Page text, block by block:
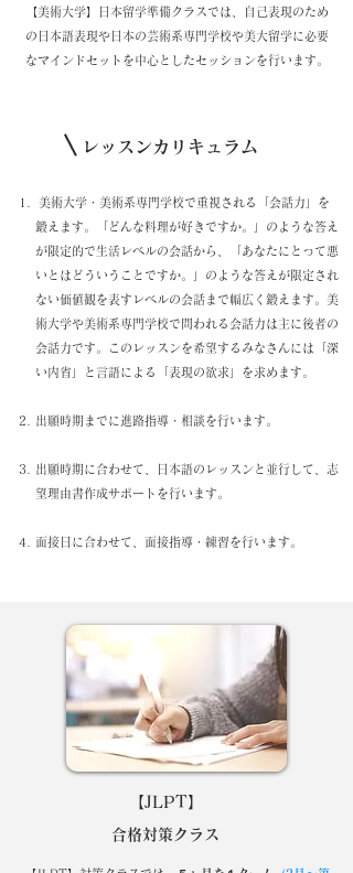
​【美術大学】日本留学準備クラスでは、自己表現のため
の日本語表現や日本の芸術系専門学校や美大留学に必要
なマインドセットを中心としたセッションを行います。
レッスンカリキュラム
美術大学・美術系専門学校で重視される「会話力」を
鍛えます。「どんな料理が好きですか。」のような答え
が限定的で生活レベルの会話から、「あなたにとって悪
いとはどういうことですか。」のような答えが限定され
ない価値観を表すレベルの会話まで幅広く鍛えます。美
術大学や美術系専門学校で問われる会話力は主に後者の
会話力です。このレッスンを希望するみなさんには「深
い内省」と言語による「表現の欲求」を求めます。
出願時期までに進路指導・相談を行います。
出願時期に合わせて、日本語のレッスンと並行して、志
望理由書作成サポートを行います。
面接日に合わせて、面接指導・練習を行います。
【JLPT】
合格対策クラス